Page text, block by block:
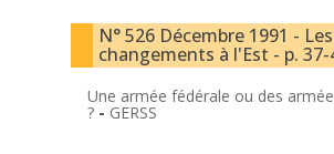
N° 526 Décembre 1991 - Les
changements à l'Est - p. 37-
Une armée fédérale ou des
? - GERSS